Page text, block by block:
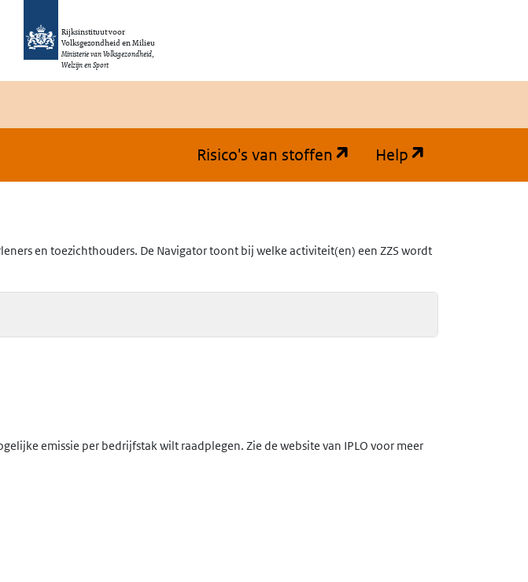
Rijksinstituut voor
Volksgezondheid en Milieu
Ministerie van Volksgezondheid,
Welzijn en Sport
Risico's van stoffen (opent in een nieuw
Help
en toezichthouders. De Navigator toont bij welke activiteit(en) een ZZS wordt
emissie per bedrijfstak wilt raadplegen. Zie de website van IPLO voor meer